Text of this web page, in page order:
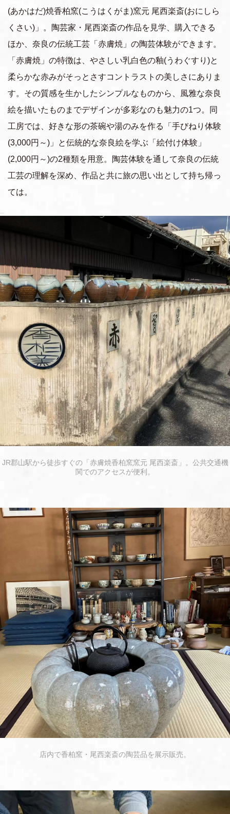
(あかはだ)焼香柏窯(こうはくがま)窯元 尾西楽斎(おにしら
くさい)」。陶芸家・尾西楽斎の作品を見学、購入できる
ほか、奈良の伝統工芸「赤膚焼」の陶芸体験ができます。
「赤膚焼」の特徴は、やさしい乳白色の釉(うわぐすり)と
柔らかな赤みがそっとさすコントラストの美しさにありま
す。その質感を生かしたシンプルなものから、風雅な奈良
絵を描いたものまでデザインが多彩なのも魅力の1つ。同
工房では、好きな形の茶碗や湯のみを作る「手びねり体験
(3,000円～)」と伝統的な奈良絵を学ぶ「絵付け体験」
(2,000円～)の2種類を用意。陶芸体験を通して奈良の伝統
工芸の理解を深め、作品と共に旅の思い出として持ち帰っ
ては。
JR郡山駅から徒歩すぐの「赤膚焼香柏窯窯元 尾西楽斎」。公共交通機
関でのアクセスが便利。
店内で香柏窯・尾西楽斎の陶芸品を展示販売。